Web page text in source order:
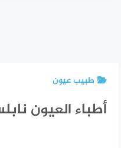
طبيب عيون
أطباء العيون